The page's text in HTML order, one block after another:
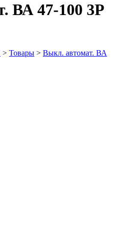
ВА 47-100 3Р
> Товары > Выкл. автомат. ВА